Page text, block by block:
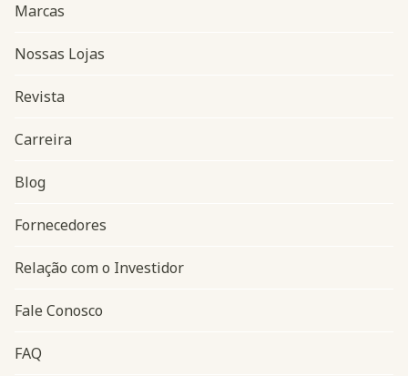
Navegação do rodapé
Marcas
Nossas Lojas
Revista
Carreira
Blog
Fornecedores
Relação com o Investidor
Fale Conosco
FAQ